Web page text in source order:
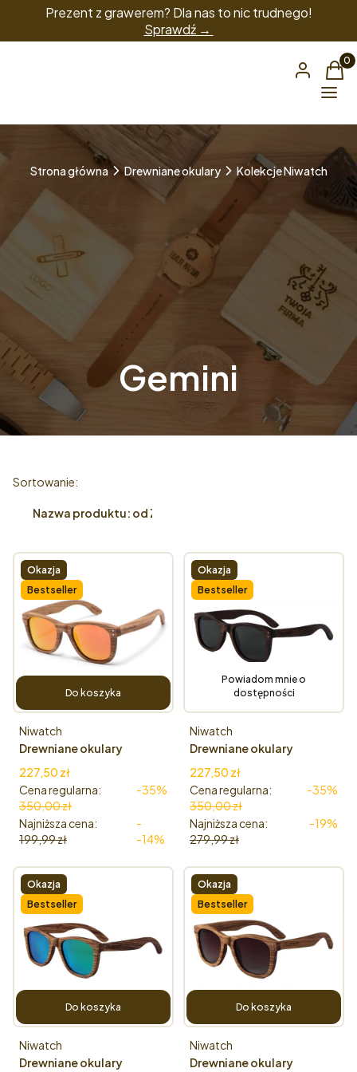
Prezent z grawerem? Dla nas to nic trudnego!
Sprawdź →
Zaloguj się
Menu
Strona główna Drewniane okulary Kolekcje Niwatch
Gemini
Lista produktów
Sortowanie:
Nazwa produktu: od Z do A
Okazja
Bestseller
Do koszyka
Drewniane okulary
Niwatch Gemini Orange
Producent
Niwatch
Cena promocyjna
227,50 zł
Cena regularna:
350,00 zł
-35%
Najniższa cena:
199,99 zł
-
-14%
Okazja
Bestseller
Powiadom mnie o
dostępności
Drewniane okulary
Niwatch Gemini Grey
Producent
Niwatch
Cena promocyjna
227,50 zł
Cena regularna:
350,00 zł
-35%
Najniższa cena:
279,99 zł
-19%
Okazja
Bestseller
Do koszyka
Drewniane okulary
Producent
Niwatch
Okazja
Bestseller
Do koszyka
Drewniane okulary
Producent
Niwatch